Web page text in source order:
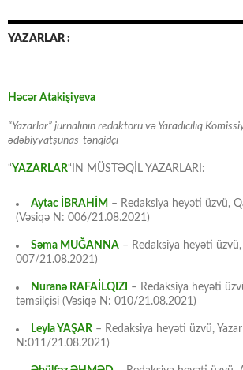
YAZARLAR :
Həcər Atakişiyeva
“Yazarlar” jurnalının redaktoru və Yaradıcılıq
ədəbiyyatşünas-tənqidçı
“YAZARLAR“IN MÜSTƏQİL YAZARLARI:
Aytac İBRAHİM – Redaksiya heyəti üzvü,
(Vəsiqə N: 006/21.08.2021)
Səma MUĞANNA – Redaksiya heyəti üzvü,
007/21.08.2021)
Nuranə RAFAİLQIZI
– Redaksiya heyəti
təmsilçisi (Vəsiqə N: 010/21.08.2021)
Leyla YAŞAR – Redaksiya heyəti üzvü,
N:011/21.08.2021)